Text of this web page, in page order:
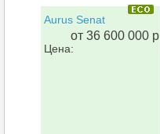
Aurus Senat
от 36 600 000 р
Цена: